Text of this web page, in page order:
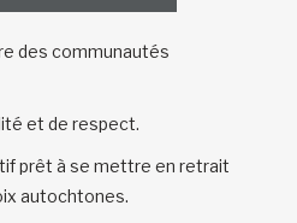
des communautés
et de respect.
prêt à se mettre en retrait
autochtones.